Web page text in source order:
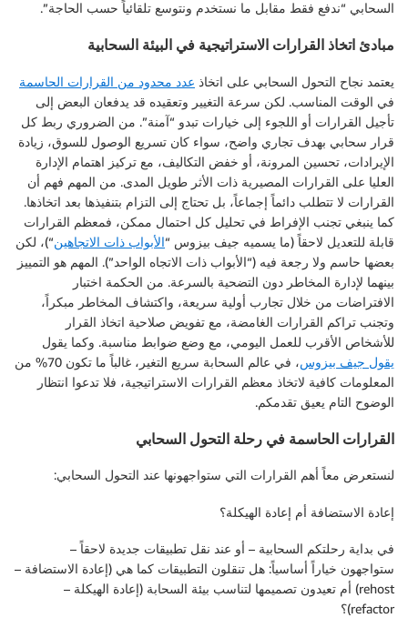
السحابي “ندفع فقط مقابل ما نستخدم ونتوسع تلقائياً حسب الحاجة”.
مبادئ اتخاذ القرارات الاستراتيجية في البيئة السحابية
يعتمد نجاح التحول السحابي على اتخاذ عدد محدود من القرارات الحاسمة
في الوقت المناسب. لكن سرعة التغيير وتعقيده قد يدفعان البعض إلى
تأجيل القرارات أو اللجوء إلى خيارات تبدو “آمنة”. من الضروري ربط كل
قرار سحابي بهدف تجاري واضح، سواء كان تسريع الوصول للسوق، زيادة
الإيرادات، تحسين المرونة، أو خفض التكاليف، مع تركيز اهتمام الإدارة
العليا على القرارات المصيرية ذات الأثر طويل المدى. من المهم فهم أن
القرارات لا تتطلب دائماً إجماعاً، بل تحتاج إلى التزام بتنفيذها بعد اتخاذها.
كما ينبغي تجنب الإفراط في تحليل كل احتمال ممكن، فمعظم القرارات
قابلة للتعديل لاحقاً (ما يسميه جيف بيزوس “الأبواب ذات الاتجاهين“)، لكن
بعضها حاسم ولا رجعة فيه (“الأبواب ذات الاتجاه الواحد”). المهم هو التمييز
بينهما لإدارة المخاطر دون التضحية بالسرعة. من الحكمة اختبار
الافتراضات من خلال تجارب أولية سريعة، واكتشاف المخاطر مبكراً،
وتجنب تراكم القرارات الغامضة، مع تفويض صلاحية اتخاذ القرار
للأشخاص الأقرب للعمل اليومي، مع وضع ضوابط مناسبة. وكما يقول
يقول جيف بيزوس
، في عالم السحابة سريع التغير، غالباً ما تكون 70% من
المعلومات كافية لاتخاذ معظم القرارات الاستراتيجية، فلا تدعوا انتظار
الوضوح التام يعيق تقدمكم.
القرارات الحاسمة في رحلة التحول السحابي
لنستعرض معاً أهم القرارات التي ستواجهونها عند التحول السحابي:
إعادة الاستضافة أم إعادة الهيكلة؟
في بداية رحلتكم السحابية – أو عند نقل تطبيقات جديدة لاحقاً –
ستواجهون خياراً أساسياً: هل تنقلون التطبيقات كما هي (إعادة الاستضافة –
rehost) أم تعيدون تصميمها لتناسب بيئة السحابة (إعادة الهيكلة –
refactor)؟